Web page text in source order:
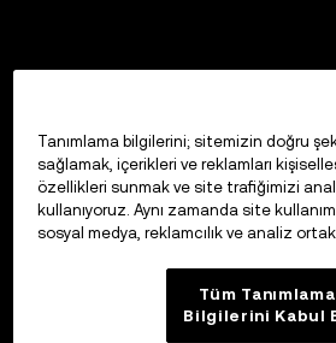
Tanımlama bilgilerini; sitemizin doğru
sağlamak, içerikleri ve reklamları
özellikleri sunmak ve site trafiğimizi
kullanıyoruz. Aynı zamanda site
sosyal medya, reklamcılık ve analiz
Tüm Tanımlama
Bilgilerini Kabul